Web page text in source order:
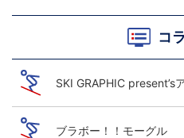
コ
SKI GRAPHIC present’s
ブラボー！！モーグル